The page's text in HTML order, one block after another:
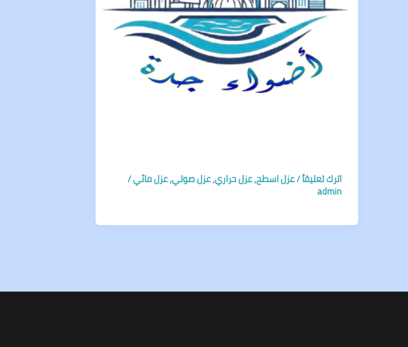
اترك تعليقاً/عزل اسطح,عزل حراري,عزل صوتي,عزل مائي/
admin